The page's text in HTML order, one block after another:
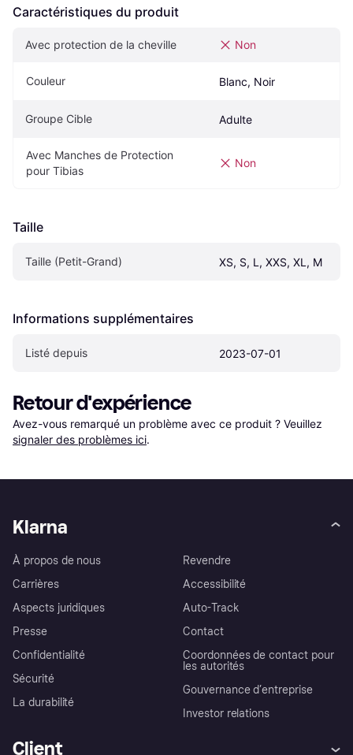
Caractéristiques du produit
Avec protection de la cheville Non
Couleur Blanc, Noir
Groupe Cible Adulte
Avec Manches de Protection
pour Tibias
Non
Taille
Taille (Petit-Grand) XS, S, L, XXS, XL, M
Informations supplémentaires
Listé depuis 2023-07-01
Retour d'expérience
Avez-vous remarqué un problème avec ce produit ? Veuillez
signaler des problèmes ici.
Klarna
À propos de nous
Carrières
Aspects juridiques
Presse
Confidentialité
Sécurité
La durabilité
Revendre
Accessibilité
Auto-Track
Contact
Coordonnées de contact pour
les autorités
Gouvernance d’entreprise
Investor relations
Client